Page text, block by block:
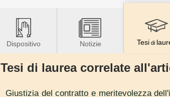
Dispositivo Notizie Tesidi
Tesi di laurea correlate
Giustizia del contratto e meritevolezza